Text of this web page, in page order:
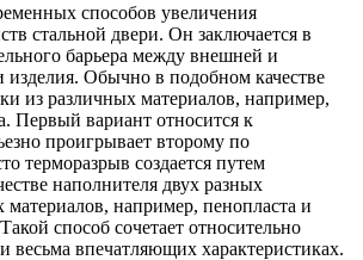
способов увеличения
стальной двери. Он заключается в
барьера между внешней и
изделия. Обычно в подобном качестве
из различных материалов, например,
Первый вариант относится к
проигрывает второму по
терморазрыв создается путем
наполнителя двух разных
например, пенопласта и
способ сочетает относительно
весьма впечатляющих характеристиках.